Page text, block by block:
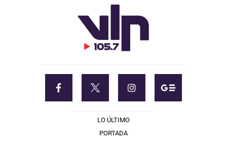
LO ÚLTIMO
PORTADA